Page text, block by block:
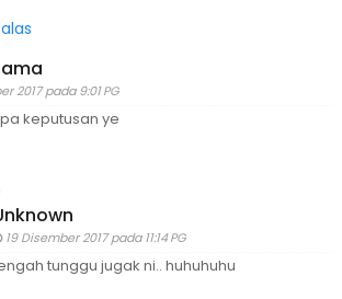
2017 pada 9:01 PG
keputusan ye
19 Disember 2017 pada 11:14 PG
tunggu jugak ni.. huhuhuhu